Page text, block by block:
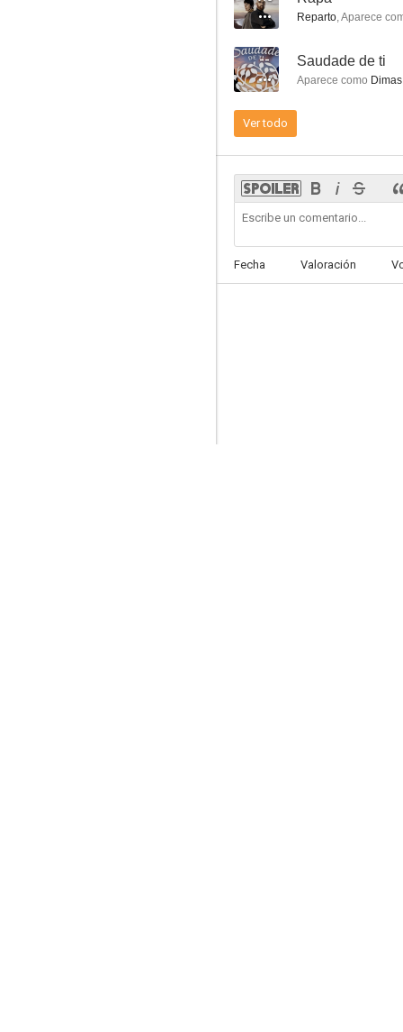
8.0
7.1
Reparto,Aparece
-- Saudade de ti
Aparece como Dimas
Ver todo
Fecha Valoración